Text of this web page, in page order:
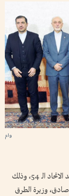
وام
نظّمت سفارة الدولة في طهران حفلاً رسمياً، بمناسبة عيد الاتحاد الـ 54، وذلك
وزيرة الطرق